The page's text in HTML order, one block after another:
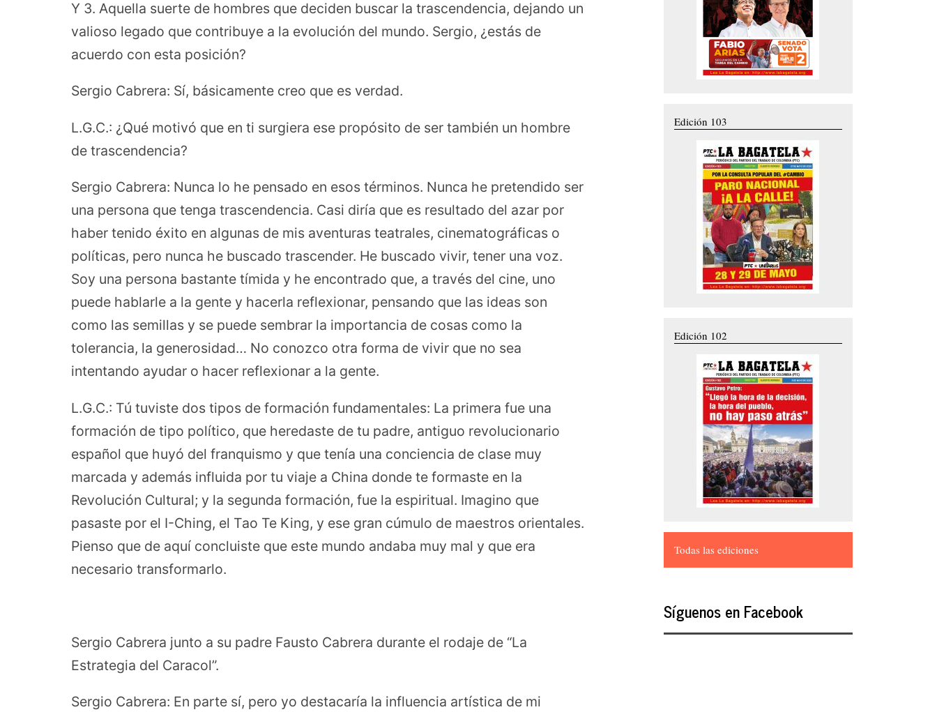
Y 3. Aquella suerte de hombres que deciden buscar la trascendencia, dejando un
valioso legado que contribuye a la evolución del mundo. Sergio, ¿estás de
acuerdo con esta posición?
Sergio Cabrera: Sí, básicamente creo que es verdad.
L.G.C.: ¿Qué motivó que en ti surgiera ese propósito de ser también un hombre
de trascendencia?
Sergio Cabrera: Nunca lo he pensado en esos términos. Nunca he pretendido ser
una persona que tenga trascendencia. Casi diría que es resultado del azar por
haber tenido éxito en algunas de mis aventuras teatrales, cinematográficas o
políticas, pero nunca he buscado trascender. He buscado vivir, tener una voz.
Soy una persona bastante tímida y he encontrado que, a través del cine, uno
puede hablarle a la gente y hacerla reflexionar, pensando que las ideas son
como las semillas y se puede sembrar la importancia de cosas como la
tolerancia, la generosidad… No conozco otra forma de vivir que no sea
intentando ayudar o hacer reflexionar a la gente.
L.G.C.: Tú tuviste dos tipos de formación fundamentales: La primera fue una
formación de tipo político, que heredaste de tu padre, antiguo revolucionario
español que huyó del franquismo y que tenía una conciencia de clase muy
marcada y además influida por tu viaje a China donde te formaste en la
Revolución Cultural; y la segunda formación, fue la espiritual. Imagino que
pasaste por el I-Ching, el Tao Te King, y ese gran cúmulo de maestros orientales.
Pienso que de aquí concluiste que este mundo andaba muy mal y que era
necesario transformarlo.
Sergio Cabrera junto a su padre Fausto Cabrera durante el rodaje de “La
Estrategia del Caracol”.
Sergio Cabrera: En parte sí, pero yo destacaría la influencia artística de mi
Edición 103
Edición 102
Todas las ediciones
Síguenos en Facebook